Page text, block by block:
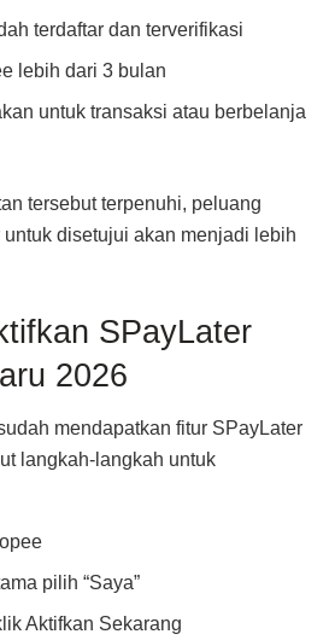
terdaftar dan terverifikasi
lebih dari 3 bulan
untuk transaksi atau berbelanja
tersebut terpenuhi, peluang
disetujui akan menjadi lebih
SPayLater
2026
mendapatkan fitur SPayLater
langkah-langkah untuk
pilih “Saya”
Aktifkan Sekarang